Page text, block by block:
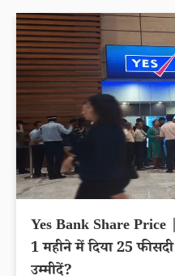
Yes Bank Share
1 महीने में दिया 25 फीसदी